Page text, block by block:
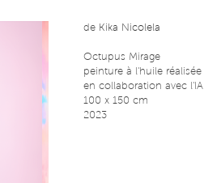
de Kika Nicolela
Octupus Mirage
peinture à l'huile réalisée
en collaboration avec l'IA
100 x 150 cm
2023